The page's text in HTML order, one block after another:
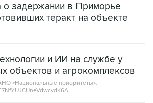
задержании в Приморье
теракт на объекте
и ИИ на службе у
объектов и агрокомплексов
«Национальные приоритеты».